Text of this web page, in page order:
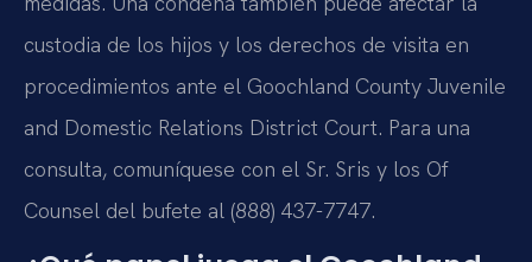
custodia de los hijos y los derechos de visita en
procedimientos ante el Goochland County Juvenile
and Domestic Relations District Court. Para una
consulta, comuníquese con el Sr. Sris y los Of
Counsel del bufete al (888) 437-7747.